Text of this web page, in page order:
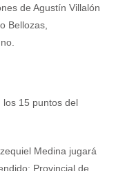
de Agustín Villalón
Bellozas,
los 15 puntos del
Medina jugará
Provincial de